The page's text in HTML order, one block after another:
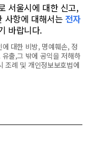
서울시에 대한 신고,
사항에 대해서는 전자
바랍니다.
대한 비방, 명예훼손, 정
출,그 밖에 공익을 저해하
조례 및 개인정보보호법에